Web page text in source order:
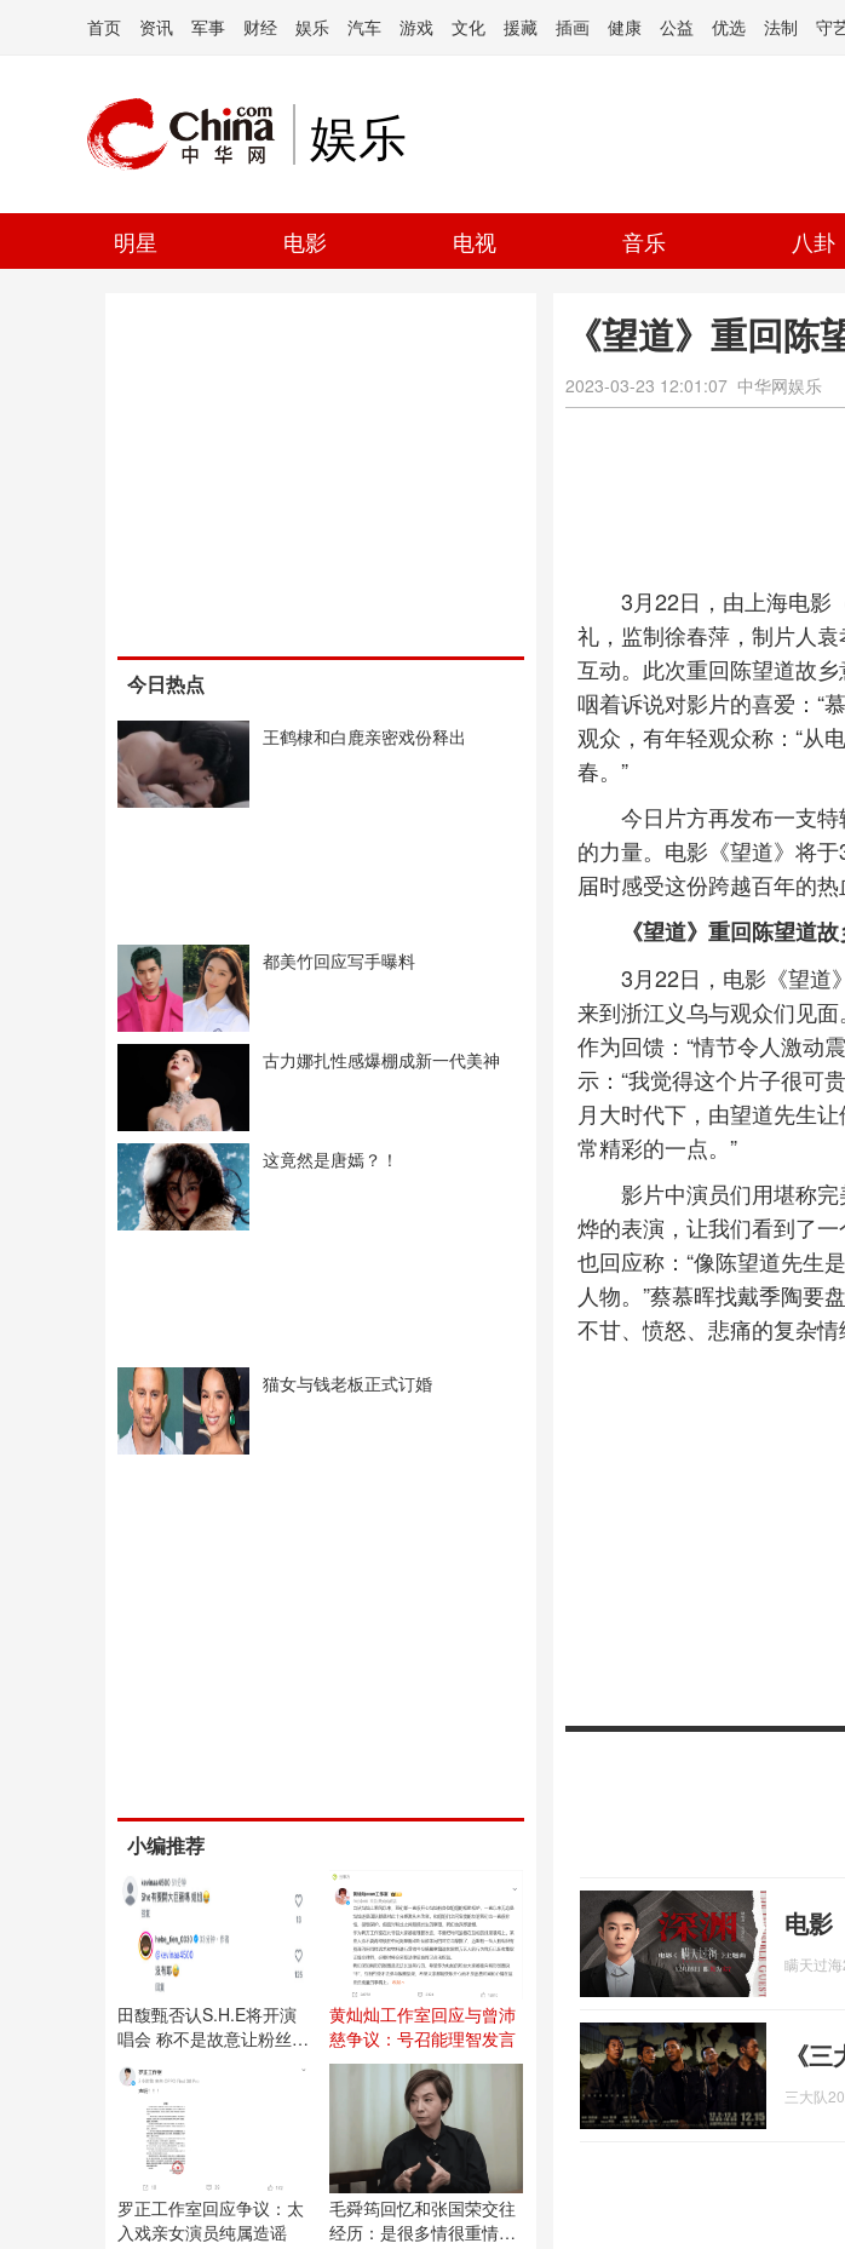
首页 资讯 军事 财经 娱乐 汽车 游戏 文化 援藏 插画 健康 公益 优选 法制 守
娱乐
明星 电影 电视 音乐 八卦
今日热点
王鹤棣和白鹿亲密戏份释出
都美竹回应写手曝料
古力娜扎性感爆棚成新一代美神
这竟然是唐嫣？！
猫女与钱老板正式订婚
小编推荐
田馥甄否认S.H.E将开演
唱会 称不是故意让粉丝失
望
黄灿灿工作室回应与曾沛
慈争议：号召能理智发言
罗正工作室回应争议：太
入戏亲女演员纯属造谣
毛舜筠回忆和张国荣交往
经历：是很多情很重情的
《望道》重回
2023-03-23 12:01:07 中华网娱乐
3月22日，由上海电影
礼，监制徐春萍，制片人
互动。此次重回陈望道故
咽着诉说对影片的喜爱：“
观众，有年轻观众称：“从
春。”
今日片方再发布一支
的力量。电影《望道》将
届时感受这份跨越百年的热
《望道》重回陈望道
3月22日，电影《望道
来到浙江义乌与观众们见
作为回馈：“情节令人激动
示：“我觉得这个片子很可
月大时代下，由望道先生
常精彩的一点。”
影片中演员们用堪称
烨的表演，让我们看到了
也回应称：“像陈望道先生
人物。”蔡慕晖找戴季陶要
不甘、愤怒、悲痛的复杂
电影
瞒天过海
《
三大队